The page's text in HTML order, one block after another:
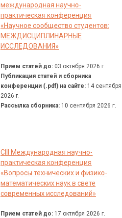
международная научно-
практическая конференция
«Научное сообщество студентов:
МЕЖДИСЦИПЛИНАРНЫЕ
ИССЛЕДОВАНИЯ»
Прием статей до: 03 октября 2026 г.
Публикация статей и сборника
конференции (.pdf) на сайте: 14 сентября
2026 г.
Рассылка сборника: 10 сентября 2026 г.
CIII Международная научно-
практическая конференция
«Вопросы технических и физико-
математических наук в свете
современных исследований»
Прием статей до: 17 октября 2026 г.